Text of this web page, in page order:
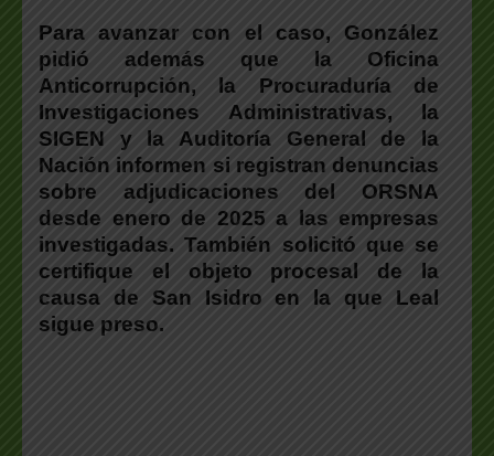
Para avanzar con el caso, González
pidió además que la Oficina
Anticorrupción, la Procuraduría de
Investigaciones Administrativas, la
SIGEN y la Auditoría General de la
Nación informen si registran denuncias
sobre adjudicaciones del ORSNA
desde enero de 2025 a las empresas
investigadas. También solicitó que se
certifique el objeto procesal de la
causa de San Isidro en la que Leal
sigue preso.